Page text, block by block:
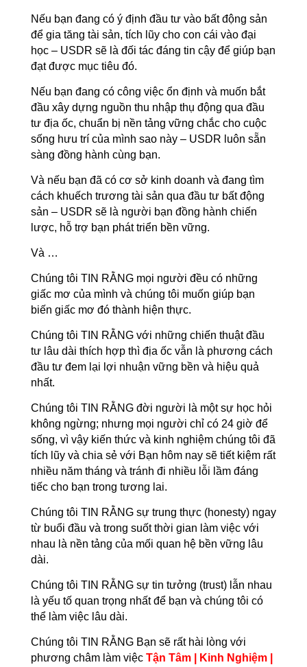
Nếu bạn đang có ý định đầu tư vào bất động sản
để gia tăng tài sản, tích lũy cho con cái vào đại
học – USDR sẽ là đối tác đáng tin cậy để giúp bạn
đạt được mục tiêu đó.
Nếu bạn đang có công việc ổn định và muốn bắt
đầu xây dựng nguồn thu nhập thụ động qua đầu
tư địa ốc, chuẩn bị nền tảng vững chắc cho cuộc
sống hưu trí của mình sao này – USDR luôn sẵn
sàng đồng hành cùng bạn.
Và nếu bạn đã có cơ sở kinh doanh và đang tìm
cách khuếch trương tài sản qua đầu tư bất động
sản – USDR sẽ là người bạn đồng hành chiến
lược, hỗ trợ bạn phát triển bền vững.
Và …
Chúng tôi TIN RẰNG mọi người đều có những
giấc mơ của mình và chúng tôi muốn giúp bạn
biến giấc mơ đó thành hiện thực.
Chúng tôi TIN RẰNG với những chiến thuật đầu
tư lâu dài thích hợp thì địa ốc vẫn là phương cách
đầu tư đem lại lợi nhuận vững bền và hiệu quả
nhất.
Chúng tôi TIN RẰNG đời người là một sự học hỏi
không ngừng; nhưng mọi người chỉ có 24 giờ để
sống, vì vậy kiến thức và kinh nghiệm chúng tôi đã
tích lũy và chia sẻ với Bạn hôm nay sẽ tiết kiệm rất
nhiều năm tháng và tránh đi nhiều lỗi lầm đáng
tiếc cho bạn trong tương lai.
Chúng tôi TIN RẰNG sự trung thực (honesty) ngay
từ buổi đầu và trong suốt thời gian làm việc với
nhau là nền tảng của mối quan hệ bền vững lâu
dài.
Chúng tôi TIN RẰNG sự tin tưởng (trust) lẫn nhau
là yếu tố quan trọng nhất để bạn và chúng tôi có
thể làm việc lâu dài.
Chúng tôi TIN RẰNG Bạn sẽ rất hài lòng với
phương châm làm việc Tận Tâm | Kinh Nghiệm |